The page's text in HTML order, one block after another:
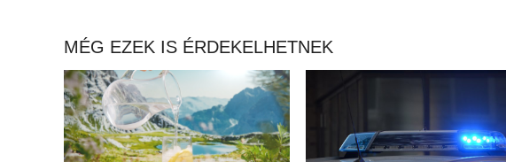
MÉG EZEK IS ÉRDEKELHETNEK